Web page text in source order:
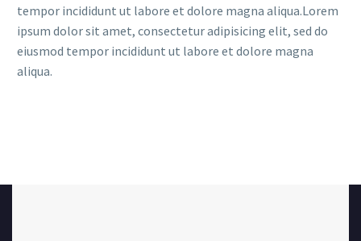
tempor incididunt ut labore et dolore magna aliqua.Lorem
ipsum dolor sit amet, consectetur adipisicing elit, sed do
eiusmod tempor incididunt ut labore et dolore magna
aliqua.